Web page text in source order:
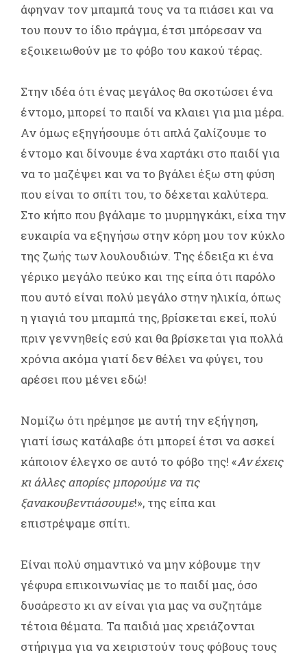
άφηναν τον μπαμπά τους να τα πιάσει και να
του πουν το ίδιο πράγμα, έτσι μπόρεσαν να
εξοικειωθούν με το φόβο του κακού τέρας.
Στην ιδέα ότι ένας μεγάλος θα σκοτώσει ένα
έντομο, μπορεί το παιδί να κλαιει για μια μέρα.
Αν όμως εξηγήσουμε ότι απλά ζαλίζουμε το
έντομο και δίνουμε ένα χαρτάκι στο παιδί για
να το μαζέψει και να το βγάλει έξω στη φύση
που είναι το σπίτι του, το δέχεται καλύτερα.
Στο κήπο που βγάλαμε το μυρμηγκάκι, είχα την
ευκαιρία να εξηγήσω στην κόρη μου τον κύκλο
της ζωής των λουλουδιών. Της έδειξα κι ένα
γέρικο μεγάλο πεύκο και της είπα ότι παρόλο
που αυτό είναι πολύ μεγάλο στην ηλικία, όπως
η γιαγιά του μπαμπά της, βρίσκεται εκεί, πολύ
πριν γεννηθείς εσύ και θα βρίσκεται για πολλά
χρόνια ακόμα γιατί δεν θέλει να φύγει, του
αρέσει που μένει εδώ!
Νομίζω ότι ηρέμησε με αυτή την εξήγηση,
γιατί ίσως κατάλαβε ότι μπορεί έτσι να ασκεί
κάποιον έλεγχο σε αυτό το φόβο της! «Αν έχεις
κι άλλες απορίες μπορούμε να τις
ξανακουβεντιάσουμε!», της είπα και
επιστρέψαμε σπίτι.
Είναι πολύ σημαντικό να μην κόβουμε την
γέφυρα επικοινωνίας με το παιδί μας, όσο
δυσάρεστο κι αν είναι για μας να συζητάμε
τέτοια θέματα. Τα παιδιά μας χρειάζονται
στήριγμα για να χειριστούν τους φόβους τους